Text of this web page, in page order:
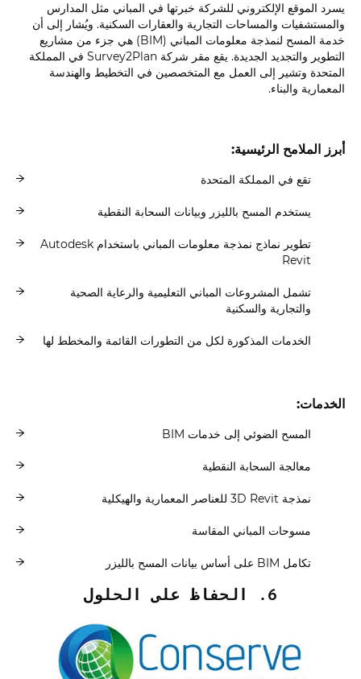
يسرد الموقع الإلكتروني للشركة خبرتها في المباني مثل المدارس
والمستشفيات والمساحات التجارية والعقارات السكنية. ويُشار إلى أن
خدمة المسح لنمذجة معلومات المباني (BIM) هي جزء من مشاريع
التطوير والتجديد الجديدة. يقع مقر شركة Survey2Plan في المملكة
المتحدة وتشير إلى العمل مع المتخصصين في التخطيط والهندسة
المعمارية والبناء.
أبرز الملامح الرئيسية:
تقع في المملكة المتحدة
يستخدم المسح بالليزر وبيانات السحابة النقطية
تطوير نماذج نمذجة معلومات المباني باستخدام Autodesk
Revit
تشمل المشروعات المباني التعليمية والرعاية الصحية
والتجارية والسكنية
الخدمات المذكورة لكل من التطورات القائمة والمخطط لها
الخدمات:
المسح الضوئي إلى خدمات BIM
معالجة السحابة النقطية
نمذجة 3D Revit للعناصر المعمارية والهيكلية
مسوحات المباني المقاسة
تكامل BIM على أساس بيانات المسح بالليزر
6. الحفاظ على الحلول